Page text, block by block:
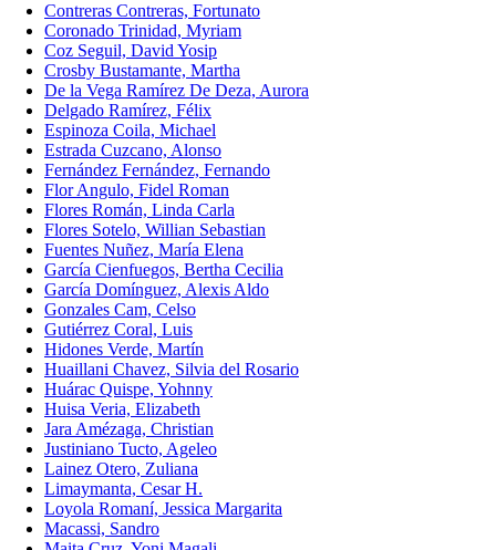
Contreras Contreras, Fortunato
Coronado Trinidad, Myriam
Coz Seguil, David Yosip
Crosby Bustamante, Martha
De la Vega Ramírez De Deza, Aurora
Delgado Ramírez, Félix
Espinoza Coila, Michael
Estrada Cuzcano, Alonso
Fernández Fernández, Fernando
Flor Angulo, Fidel Roman
Flores Román, Linda Carla
Flores Sotelo, Willian Sebastian
Fuentes Nuñez, María Elena
García Cienfuegos, Bertha Cecilia
García Domínguez, Alexis Aldo
Gonzales Cam, Celso
Gutiérrez Coral, Luis
Hidones Verde, Martín
Huaillani Chavez, Silvia del Rosario
Huárac Quispe, Yohnny
Huisa Veria, Elizabeth
Jara Amézaga, Christian
Justiniano Tucto, Ageleo
Lainez Otero, Zuliana
Limaymanta, Cesar H.
Loyola Romaní, Jessica Margarita
Macassi, Sandro